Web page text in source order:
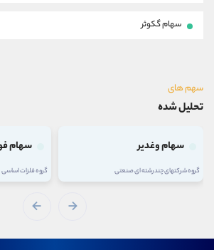
سهام گکوثر
سهم های
تحلیل شده
سهام وغدیر
گروه شرکتهای چند رشته ای صنعتی
سهام
گروه فلزات اساسی